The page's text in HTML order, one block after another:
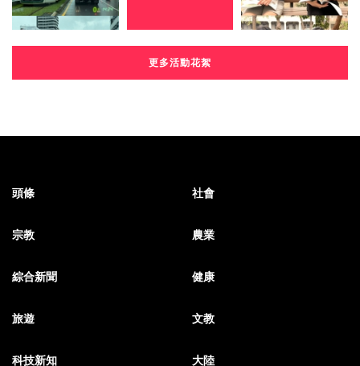
更多活動花絮
頭條 社會
宗教 農業
綜合新聞 健康
旅遊 文教
科技新知 大陸